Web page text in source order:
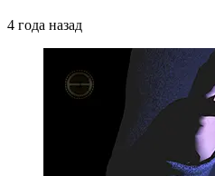
4 года назад